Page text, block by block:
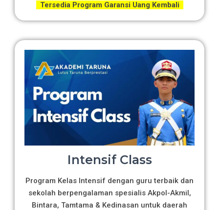
Tersedia Program Garansi Uang Kembali
Intensif Class
Program Kelas Intensif dengan guru terbaik dan
sekolah berpengalaman spesialis Akpol-Akmil,
Bintara, Tamtama & Kedinasan untuk daerah